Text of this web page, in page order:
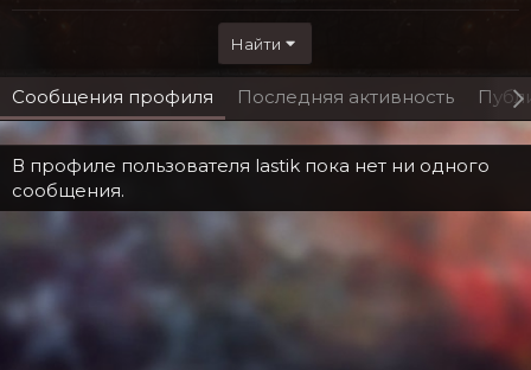
Найти
Сообщения профиля Последняя активность
В профиле пользователя lastik пока нет ни одного
сообщения.